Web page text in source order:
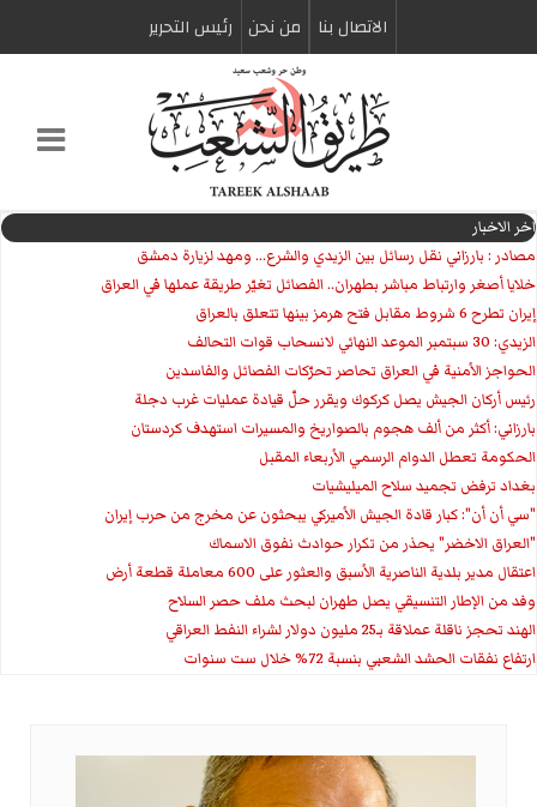
الاتصال بنا من نحن رئیس التحریر
اخر الاخبار
مصادر : بارزاني نقل رسائل بين الزيدي والشرع... ومهد لزيارة دمشق
خلايا أصغر وارتباط مباشر بطهران.. الفصائل تغيّر طريقة عملها في العراق
إيران تطرح 6 شروط مقابل فتح هرمز بينها تتعلق بالعراق
الزيدي: 30 سبتمبر الموعد النهائي لانسحاب قوات التحالف
الحواجز الأمنية في العراق تحاصر تحرّكات الفصائل والفاسدين
رئيس أركان الجيش يصل كركوك ويقرر حلّ قيادة عمليات غرب دجلة
بارزاني: أكثر من ألف هجوم بالصواريخ والمسيرات استهدف كردستان
الحكومة تعطل الدوام الرسمي الأربعاء المقبل
بغداد ترفض تجميد سلاح الميليشيات
"سي أن أن": كبار قادة الجيش الأميركي يبحثون عن مخرج من حرب إيران
"العراق الاخضر" يحذر من تكرار حوادث نفوق الاسماك
اعتقال مدير بلدية الناصرية الأسبق والعثور على 600 معاملة قطعة أرض
وفد من الإطار التنسيقي يصل طهران لبحث ملف حصر السلاح
الهند تحجز ناقلة عملاقة بـ25 مليون دولار لشراء النفط العراقي
ارتفاع نفقات الحشد الشعبي بنسبة 72% خلال ست سنوات